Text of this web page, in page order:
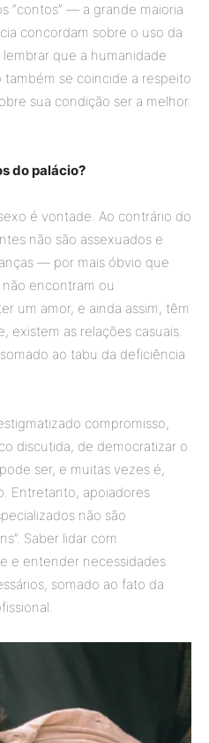
“contos” — a grande maioria
concordam sobre o uso da
que a humanidade
também se coincide a respeito
sua condição ser a melhor
do palácio?
é vontade. Ao contrário do
não são assexuados e
— por mais óbvio que
encontram ou
um amor, e ainda assim, têm
existem as relações casuais.
ao tabu da deficiência
compromisso,
discutida, de democratizar o
ser, e muitas vezes é,
Entretanto, apoiadores
não são
Saber lidar com
e entender necessidades
somado ao fato da